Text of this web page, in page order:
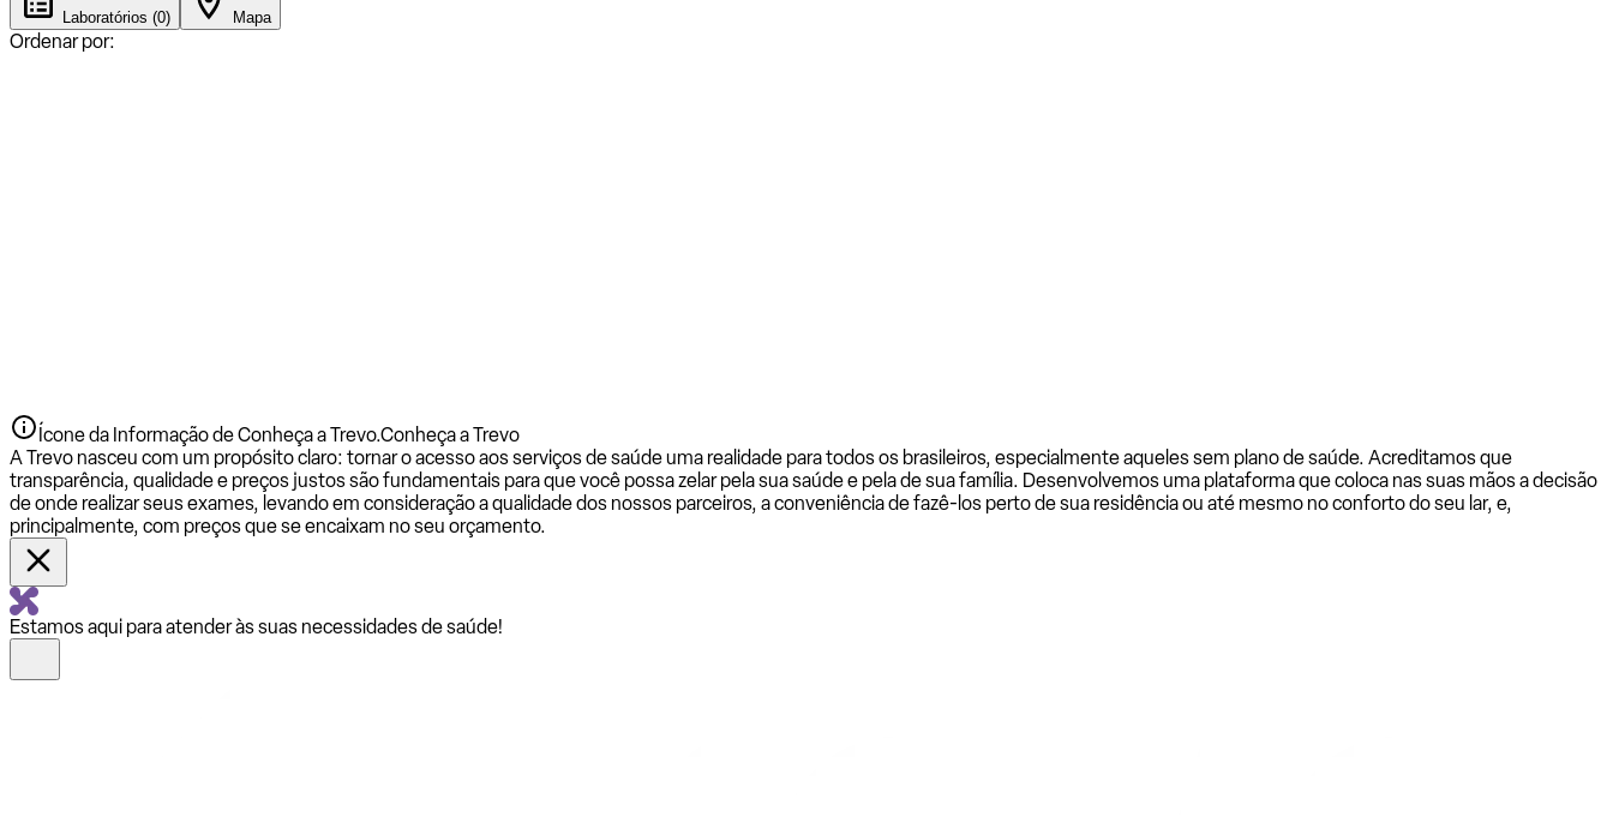
Laboratórios (0) Mapa
Ordenar por:
Ícone da Informação de Conheça a Trevo.Conheça a Trevo
A Trevo nasceu com um propósito claro: tornar o acesso aos serviços de saúde uma realidade para todos os brasileiros, especialmente aqueles sem plano de saúde. Acreditamos que
transparência, qualidade e preços justos são fundamentais para que você possa zelar pela sua saúde e pela de sua família. Desenvolvemos uma plataforma que coloca nas suas mãos a decisão
de onde realizar seus exames, levando em consideração a qualidade dos nossos parceiros, a conveniência de fazê-los perto de sua residência ou até mesmo no conforto do seu lar, e,
principalmente, com preços que se encaixam no seu orçamento.
Estamos aqui para atender às suas necessidades de saúde!